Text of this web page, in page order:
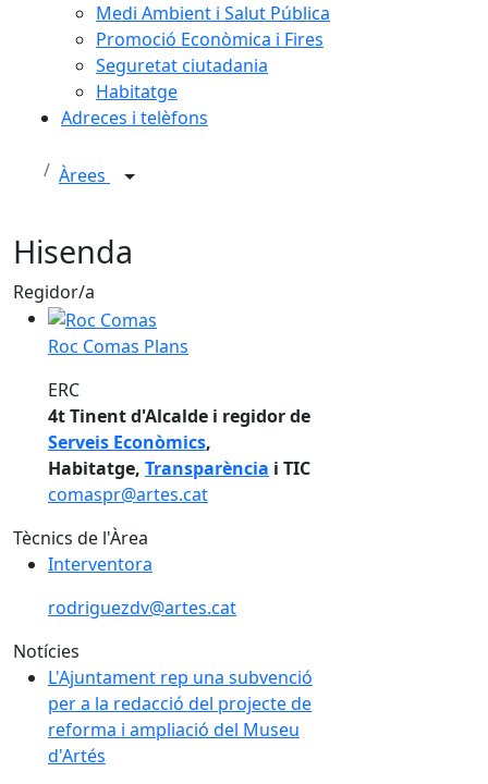
Medi Ambient i Salut Pública
Promoció Econòmica i Fires
Seguretat ciutadania
Habitatge
Adreces i telèfons
Àrees
Hisenda
Regidor/a
Roc Comas Plans
Roc Comas Plans
ERC
4t Tinent d'Alcalde i regidor de
Serveis Econòmics,
Habitatge, Transparència i TIC
comaspr@artes.cat
Tècnics de l'Àrea
Interventora
rodriguezdv@artes.cat
Notícies
L'Ajuntament rep una subvenció per a la redacció
L'Ajuntament rep una subvenció
per a la redacció del projecte de
reforma i ampliació del Museu
d'Artés